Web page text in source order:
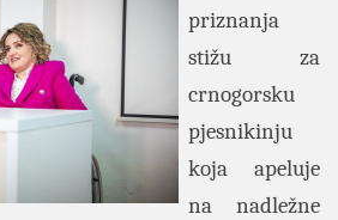
priznanja
stižu za
crnogorsku
pjesnikinju
koja apeluje
na nadležne